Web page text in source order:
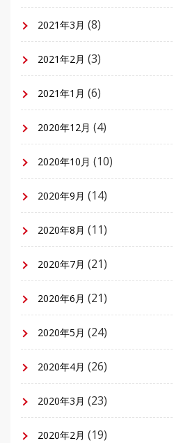
2021年3月 (8)
2021年2月 (3)
2021年1月 (6)
2020年12月 (4)
2020年10月 (10)
2020年9月 (14)
2020年8月 (11)
2020年7月 (21)
2020年6月 (21)
2020年5月 (24)
2020年4月 (26)
2020年3月 (23)
2020年2月 (19)